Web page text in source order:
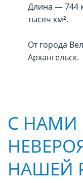
Длина — 744
тысяч км².
От города
Архангельск.
С НАМИ
НАШЕЙ